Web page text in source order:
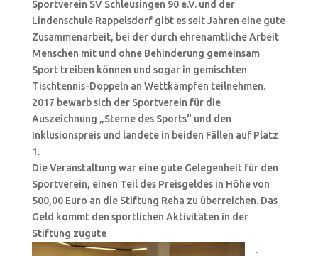
Sportverein SV Schleusingen 90 e.V. und der
Lindenschule Rappelsdorf gibt es seit Jahren eine gute
Zusammenarbeit, bei der durch ehrenamtliche Arbeit
Menschen mit und ohne Behinderung gemeinsam
Sport treiben können und sogar in gemischten
Tischtennis-Doppeln an Wettkämpfen teilnehmen.
2017 bewarb sich der Sportverein für die
Auszeichnung „Sterne des Sports“ und den
Inklusionspreis und landete in beiden Fällen auf Platz
1.
Die Veranstaltung war eine gute Gelegenheit für den
Sportverein, einen Teil des Preisgeldes in Höhe von
500,00 Euro an die Stiftung Reha zu überreichen. Das
Geld kommt den sportlichen Aktivitäten in der
Stiftung zugute
.